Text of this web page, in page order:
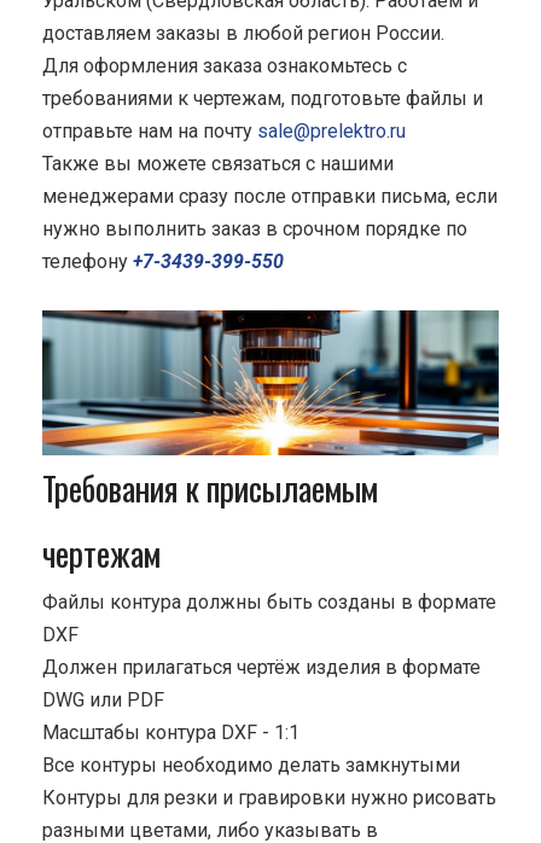
доставляем заказы в любой регион России.
Для оформления заказа ознакомьтесь с
требованиями к чертежам, подготовьте файлы и
отправьте нам на почту sale@prelektro.ru
Также вы можете связаться с нашими
менеджерами сразу после отправки письма, если
нужно выполнить заказ в срочном порядке по
телефону +7-3439-399-550
Требования к присылаемым
чертежам
Файлы контура должны быть созданы в формате
DXF
Должен прилагаться чертёж изделия в формате
DWG или PDF
Масштабы контура DXF - 1:1
Все контуры необходимо делать замкнутыми
Контуры для резки и гравировки нужно рисовать
разными цветами, либо указывать в